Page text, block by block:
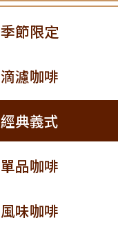
季節限定
滴濾咖啡
經典義式
單品咖啡
風味咖啡